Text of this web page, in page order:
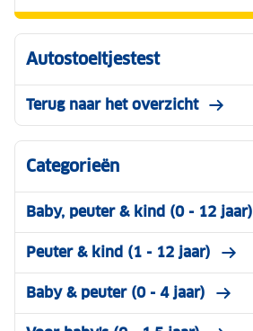
Autostoeltjestest
Terug naar het overzicht
Categorieën
Baby, peuter & kind (0 - 12 jaar)
Peuter & kind (1 - 12 jaar)
Baby & peuter (0 - 4 jaar)